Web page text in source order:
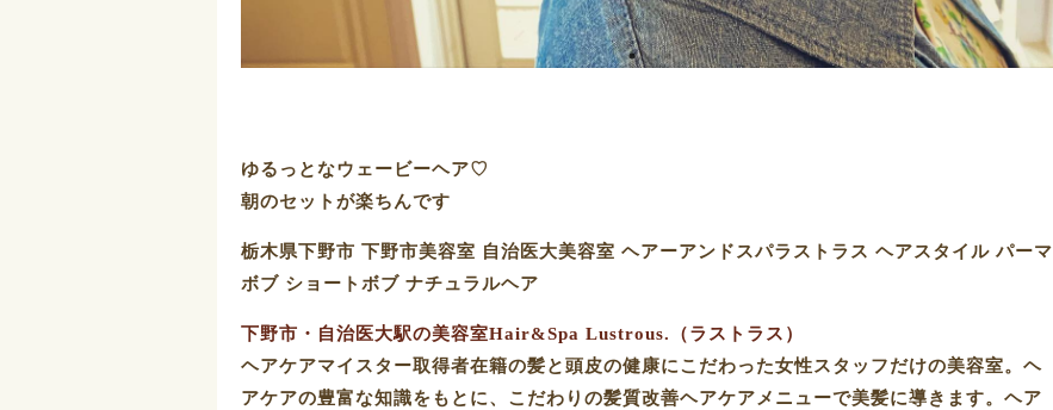
ゆるっとなウェービーヘア♡
朝のセットが楽ちんです️
栃木県下野市 下野市美容室 自治医大美容室 ヘアーアンドスパラストラス ヘアスタイル パーマ
ボブ ショートボブ ナチュラルヘア
下野市・自治医大駅の美容室Hair&Spa Lustrous.（ラストラス）
ヘアケアマイスター取得者在籍の髪と頭皮の健康にこだわった女性スタッフだけの美容室。ヘ
アケアの豊富な知識をもとに、こだわりの髪質改善ヘアケアメニューで美髪に導きます。ヘア